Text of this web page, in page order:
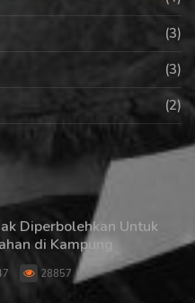
(3)
(3)
(2)
Diperbolehkan Untuk
di Kampung
28857